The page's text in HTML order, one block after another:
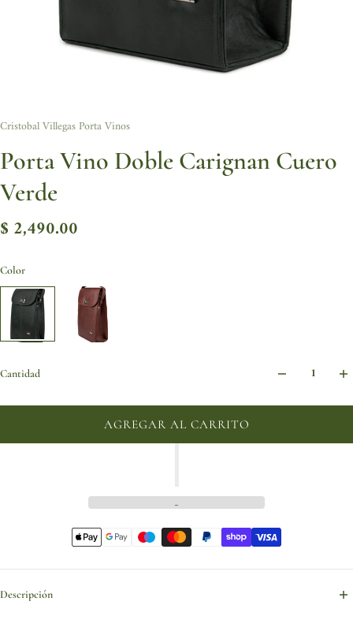
Cristobal Villegas Porta Vinos
Porta Vino Doble Carignan Cuero
Verde
$ 2,490.00
Color
Cantidad
AGREGAR AL CARRITO
Descripción